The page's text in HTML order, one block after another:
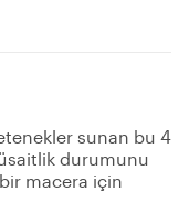
sunan bu 4
durumunu
macera için